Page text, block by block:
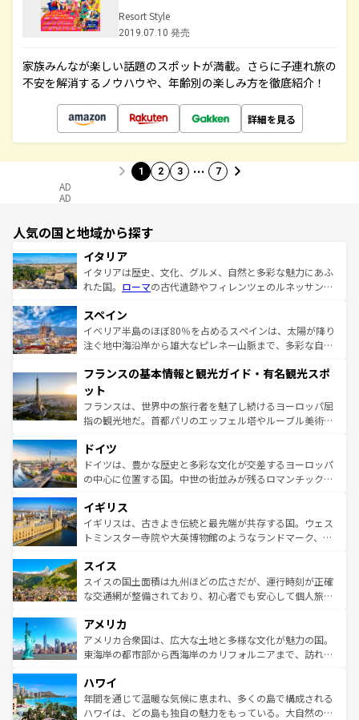
Resort Style
2019.07.10 発売
家族みんなが楽しい話題のスポットが満載。さらに子連れ旅の
不安を解消するノウハウや、年齢別の楽しみ方を徹底紹介！
詳細を見る
1 2 3 … 7
AD
AD
人気の国と地域から探す
イタリア
イタリアは歴史、文化、グルメ、自然と多彩な魅力にあふ
れた国。 ローマの古代遺跡やフィレンツェのルネッサンス
ろん、トスカーナの美しい田園風景やアマルフィ海岸の絶
景など、自然景観も見逃せない。観光の合間には、本場の
ピザやパスタなど、絶品のイタリア料理を堪能することも
ませてくれるイタリアで、忘れられない旅をしてみよう！
なお、新着のイタリア情報は
しい。
スペイン
イベリア半島のほぼ80％を占めるスペインは、太陽が降り
注ぐ地中海沿岸から雄大なピレネー山脈まで、多彩な自然
文化が根付くこの国では、情熱的なフラメンコ、熱気あふ
れる闘牛、そして美味しいタパスが生活の一部となってい
る。首都マドリードの洗練された雰囲気や、バルセロナの
アートに溢れた街角から、地方では古代ローマ遺跡や中世
せる。地方によって風土や気候が異なるスペインはその個
性で訪れる人を魅了する。 なお、新着のスペイン情報は コ
ンテンツ一覧を参照してほしい。
フランスの基本情報と観光ガイド・有名観光スポ
ット
フランスは、世界中の旅行者を魅了し続けるヨーロッパ屈
指の観光地だ。首都パリのエッフェル塔やルーブル美術館
で、幅広い魅力が詰まっている。華麗な宮殿、歴史的な大
聖堂、美しいビーチ、そして豊かな自然が、訪れる者を心
から魅了する。また、フランスは美食の国としても知ら
いる。シャンパンの発祥地であるランス、プロヴァンスの
香り高いラベンダー畑など、多彩な楽しみ方が可能だ。さ
らに、パリ以外の地域にも魅力が溢れており、どの街角に
れる地方に足を運ぶとそれぞれで全く異なる文化を体験で
きるだろう。 なお、新着のフランス情報はコンテンツ一覧
を参照してほしい。
ドイツ
ドイツは、豊かな歴史と多彩な文化が交差するヨーロッパ
の中心に位置する国。中世の街並みが残るロマンチック街
顔を持つこの国は、どこを歩いても飽きることがない。ベ
ルリンの文化的活気、バイエルン州のアルプスの絶景、そ
してライン川沿いのワイン畑といった風景は必見。ビール
は、お酒好きな人にはぜひ体験してほしい。 なお、新着の
ドイツ情報はコンテンツ一覧を参照してほしい。
イギリス
イギリスは、古きよき伝統と最先端が共存する国。ウェス
トミンスター寺院や大英博物館のようなランドマーク、歴
リアごとに異なる魅力がある。また、優雅なアフタヌーン
ティー、ビール好きにはたまらない英国パブ、サッカー観
戦など、本場だからこそできる体験も豊富。イギリスを旅
ンツ一覧を参照してほしい。
スイス
スイスの国土面積は九州ほどの広さだが、運行時刻が正確
な交通網が整備されており、初心者でも安心して個人旅行
の建物がそのまま残る町や、スイスならではのユニークな
博物館もあり、アルプス観光だけでなく町歩きも満喫する
ことができる。国民の所得が高いため物価も高いが、旅行
ば市内交通費無料で観光を楽しむこともできる。 なお、新
着のスイス情報はコンテンツ一覧 を参照してほしい。
アメリカ
アメリカ合衆国は、広大な土地と多様な文化が魅力の国。
東海岸の都市部から西海岸のカリフォルニアまで、訪れる
のような巨大都市は、観光、ショッピング、エンターテイ
ンメントが詰まった刺激的なスポットだ。一方、アメリカ
西部には大自然が広がり、グランドキャニオンやイエロー
ハワイ
年間を通じて温暖な気候に恵まれ、多くの島で構成される
ハワイは、どの島も独自の魅力をもっている。大自然の神